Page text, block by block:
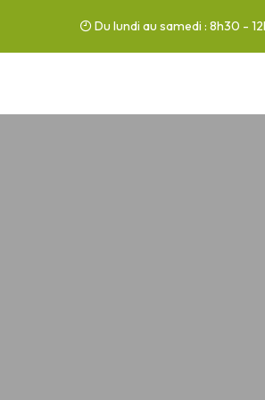
Du lundi au samedi : 8h30 -